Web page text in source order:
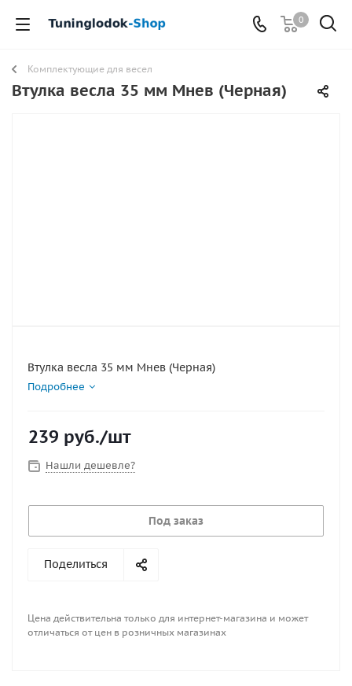
0
Комплектующие для весел
Втулка весла 35 мм Мнев (Черная)
Втулка весла 35 мм Мнев (Черная)
Подробнее
239 руб./шт
Нашли дешевле?
Под заказ
Поделиться
Цена действительна только для интернет-магазина и может
отличаться от цен в розничных магазинах